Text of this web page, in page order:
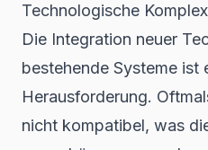
Technologische
Die Integration neuer
bestehende Systeme ist
Herausforderung.
nicht kompatibel, was